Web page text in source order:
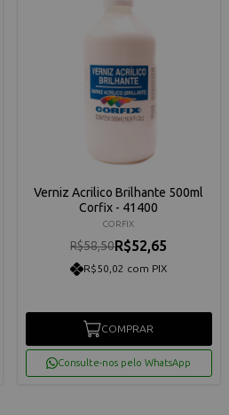
Verniz Acrilico Brilhante 500ml
Corfix - 41400
CORFIX
R$58,50R$52,65
R$50,02 com PIX
COMPRAR
Consulte-nos pelo WhatsApp